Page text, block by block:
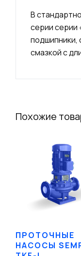
В
серии серии
подшипники,
смазкой с
Похожие
ПРОТОЧНЫЕ
НАСОСЫ